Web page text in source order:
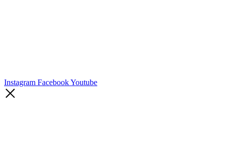
Instagram FacebookYoutube